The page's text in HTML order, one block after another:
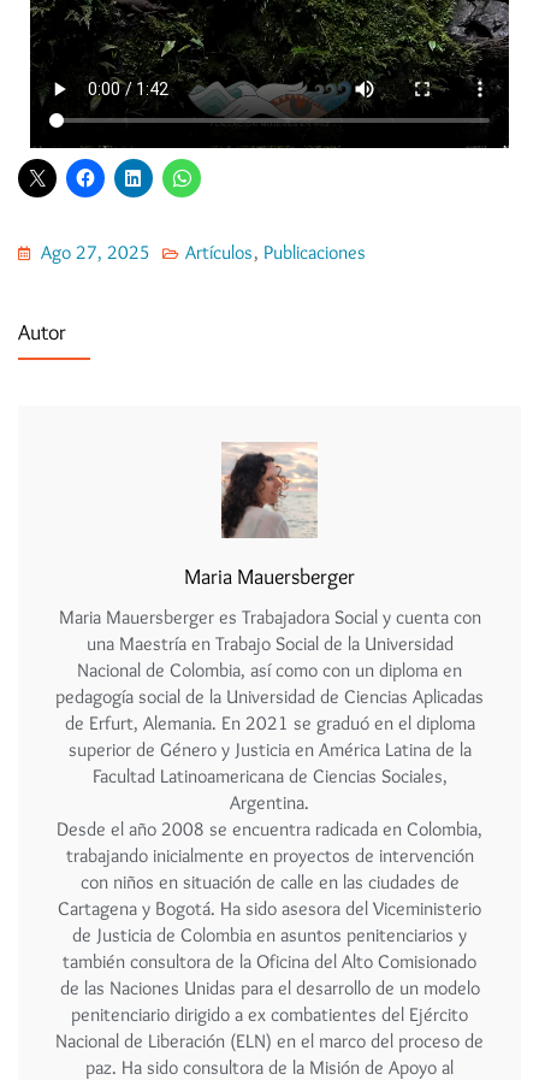
Ago 27, 2025 Artículos, Publicaciones
Autor
Maria Mauersberger
Maria Mauersberger es Trabajadora Social y cuenta con
una Maestría en Trabajo Social de la Universidad
Nacional de Colombia, así como con un diploma en
pedagogía social de la Universidad de Ciencias Aplicadas
de Erfurt, Alemania. En 2021 se graduó en el diploma
superior de Género y Justicia en América Latina de la
Facultad Latinoamericana de Ciencias Sociales,
Argentina.
Desde el año 2008 se encuentra radicada en Colombia,
trabajando inicialmente en proyectos de intervención
con niños en situación de calle en las ciudades de
Cartagena y Bogotá. Ha sido asesora del Viceministerio
de Justicia de Colombia en asuntos penitenciarios y
también consultora de la Oficina del Alto Comisionado
de las Naciones Unidas para el desarrollo de un modelo
penitenciario dirigido a ex combatientes del Ejército
Nacional de Liberación (ELN) en el marco del proceso de
paz. Ha sido consultora de la Misión de Apoyo al